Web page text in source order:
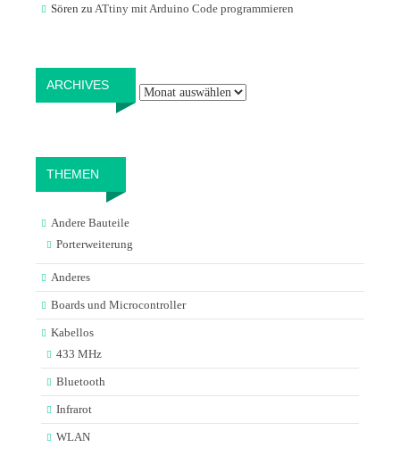
Sören zu ATtiny mit Arduino Code programmieren
ARCHIVES
THEMEN
Andere Bauteile
Porterweiterung
Anderes
Boards und Microcontroller
Kabellos
433 MHz
Bluetooth
Infrarot
WLAN